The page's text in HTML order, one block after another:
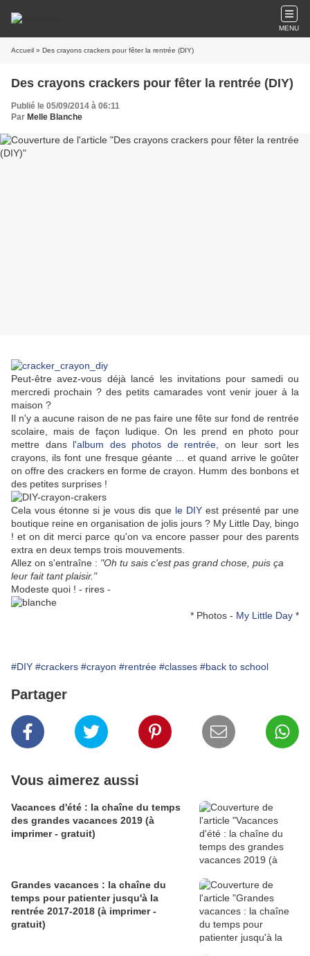
MENU
Accueil » Des crayons crackers pour fêter la rentrée (DIY)
Des crayons crackers pour fêter la rentrée (DIY)
Publié le 05/09/2014 à 06:11
Par Melle Blanche
Peut-être avez-vous déjà lancé les invitations pour samedi ou
mercredi prochain ? des petits camarades vont venir jouer à la
maison ?
Il n'y a aucune raison de ne pas faire une fête sur fond de rentrée
scolaire, mais de façon ludique. On les prend en photo pour
mettre dans l'album des photos de rentrée , on leur sort les
crayons, ils font une fresque géante ... et quand arrive le goûter
on offre des crackers en forme de crayon. Humm des bonbons et
des petites surprises !
Cela vous étonne si je vous dis que le DIYest présenté par une
boutique reine en organisation de jolis jours ? My Little Day, bingo
! et on dit merci parce qu'on va encore passer pour des parents
extra en deux temps trois mouvements.
Allez on s'entraîne : "Oh tu sais c'est pas grand chose, puis ça
leur fait tant plaisir."
Modeste quoi ! - rires -
* Photos - My Little Day *
#DIY #crackers #crayon #rentrée #classes #back to school
Partager
Vous aimerez aussi
Vacances d'été : la chaîne du temps
des grandes vacances 2019 (à
imprimer - gratuit)
Grandes vacances : la chaîne du
temps pour patienter jusqu'à la
rentrée 2017-2018 (à imprimer -
gratuit)